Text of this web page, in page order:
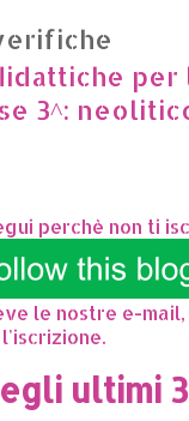
3^:
perchè non ti
le nostre e-
l'iscrizione.
ultimi